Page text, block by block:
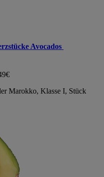
Avocados
Marokko, Klasse I, Stück